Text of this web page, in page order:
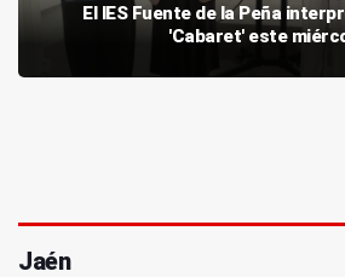
El IES Fuente de la Peña
'Cabaret' este
Jaén